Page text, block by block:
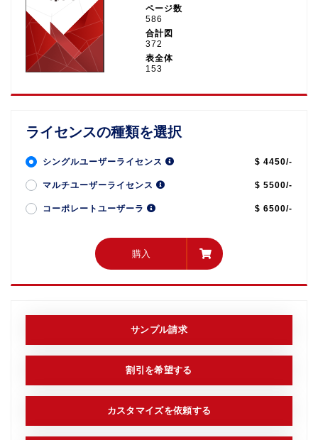
ページ数
586
合計図
372
表全体
153
ライセンスの種類を選択
シングルユーザーライセンス $ 4450/-
マルチユーザーライセンス $ 5500/-
コーポレートユーザーラ $ 6500/-
購入
サンプル請求
割引を希望する
カスタマイズを依頼する